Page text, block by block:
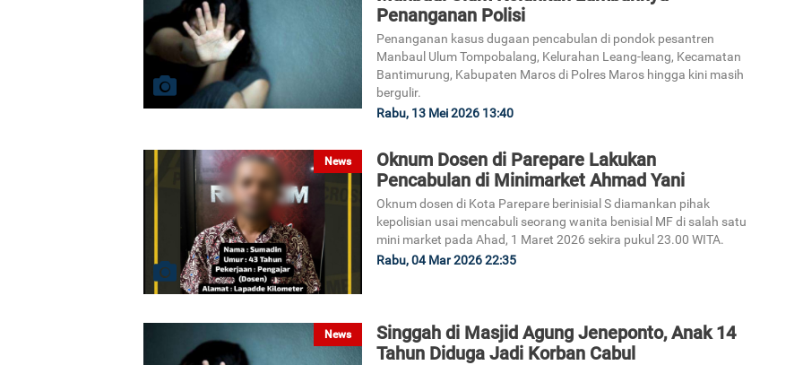
Penanganan Polisi
Penanganan kasus dugaan pencabulan di pondok pesantren
Manbaul Ulum Tompobalang, Kelurahan Leang-leang, Kecamatan
Bantimurung, Kabupaten Maros di Polres Maros hingga kini masih
bergulir.
Rabu, 13 Mei 2026 13:40
News
Oknum Dosen di Parepare Lakukan
Pencabulan di Minimarket Ahmad Yani
Oknum dosen di Kota Parepare berinisial S diamankan pihak
kepolisian usai mencabuli seorang wanita benisial MF di salah satu
mini market pada Ahad, 1 Maret 2026 sekira pukul 23.00 WITA.
Rabu, 04 Mar 2026 22:35
News
Singgah di Masjid Agung Jeneponto, Anak 14
Tahun Diduga Jadi Korban Cabul